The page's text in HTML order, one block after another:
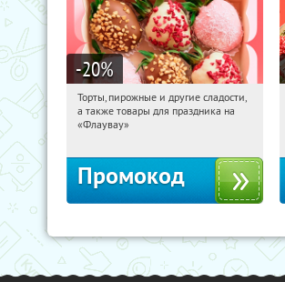
-20%
12:44:55 Получили:
Россия
Торты, пирожные и другие сладости,
а также товары для праздника на
«Флаувау»
Промокод